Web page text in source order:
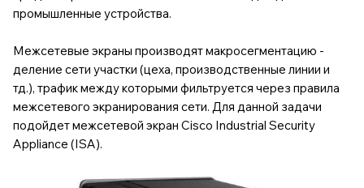
промышленные устройства.
Межсетевые экраны производят макросегментацию -
деление сети участки (цеха, производственные линии и
тд.), трафик между которыми фильтруется через правила
межсетевого экранирования сети. Для данной задачи
подойдет межсетевой экран Cisco Industrial Security
Appliance (ISA).